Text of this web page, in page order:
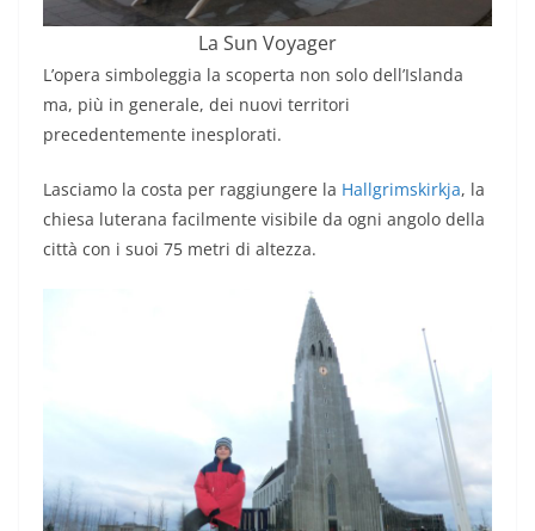
La Sun Voyager
L’opera simboleggia la scoperta non solo dell’Islanda
ma, più in generale, dei nuovi territori
precedentemente inesplorati.
Lasciamo la costa per raggiungere la Hallgrimskirkja, la
chiesa luterana facilmente visibile da ogni angolo della
città con i suoi 75 metri di altezza.